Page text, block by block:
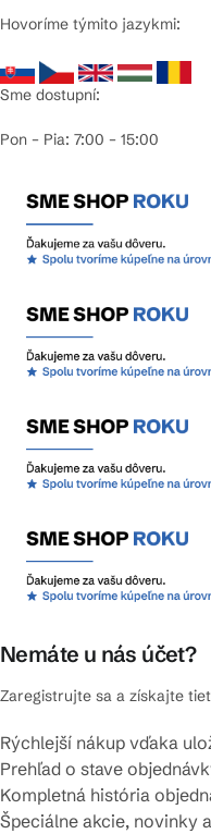
Hovoríme týmito jazykmi:
Sme dostupní:
Pon – Pia: 7:00 – 15:00
Nemáte u nás účet?
Zaregistrujte sa a získajte
Rýchlejší nákup vďaka
Prehľad o stave
Kompletná história
Špeciálne akcie, novinky